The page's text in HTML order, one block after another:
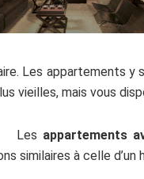
Les appartements y
vieilles, mais vous
appartements
similaires à celle